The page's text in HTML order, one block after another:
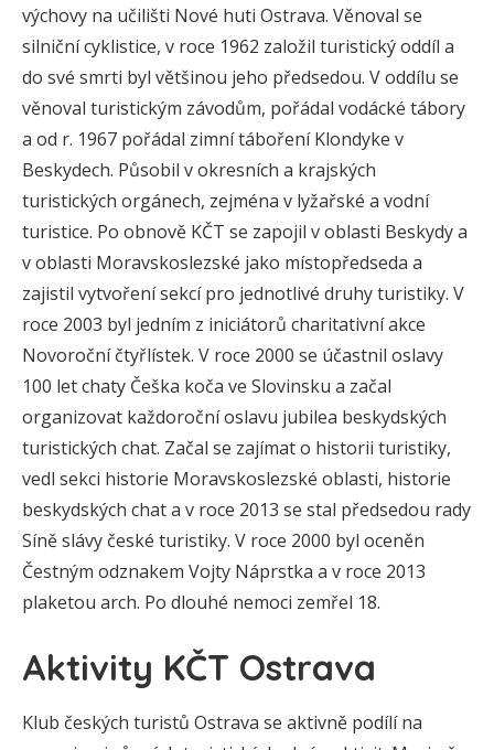
výchovy na učilišti Nové huti Ostrava. Věnoval se
silniční cyklistice, v roce 1962 založil turistický oddíl a
do své smrti byl většinou jeho předsedou. V oddílu se
věnoval turistickým závodům, pořádal vodácké tábory
a od r. 1967 pořádal zimní táboření Klondyke v
Beskydech. Působil v okresních a krajských
turistických orgánech, zejména v lyžařské a vodní
turistice. Po obnově KČT se zapojil v oblasti Beskydy a
v oblasti Moravskoslezské jako místopředseda a
zajistil vytvoření sekcí pro jednotlivé druhy turistiky. V
roce 2003 byl jedním z iniciátorů charitativní akce
Novoroční čtyřlístek. V roce 2000 se účastnil oslavy
100 let chaty Češka koča ve Slovinsku a začal
organizovat každoroční oslavu jubilea beskydských
turistických chat. Začal se zajímat o historii turistiky,
vedl sekci historie Moravskoslezské oblasti, historie
beskydských chat a v roce 2013 se stal předsedou rady
Síně slávy české turistiky. V roce 2000 byl oceněn
Čestným odznakem Vojty Náprstka a v roce 2013
plaketou arch. Po dlouhé nemoci zemřel 18.
Aktivity KČT Ostrava
Klub českých turistů Ostrava se aktivně podílí na